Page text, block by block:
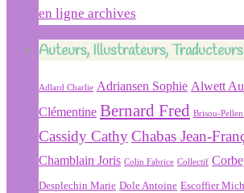
en ligne archives
Auteurs, Illustrateurs,
Adlard Charlie Adriansen Sophie Alwett
Clémentine Bernard Fred Brisou-
Cassidy CathyChabas Jean-
Chamblain Joris Colin Fabrice Collectif
Desplechin Marie Dole Antoine Escoffier